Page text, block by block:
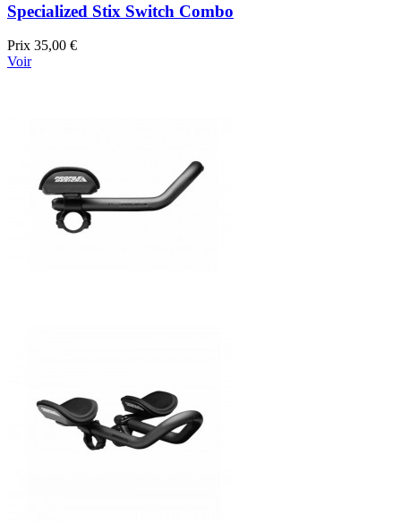
Specialized Stix Switch Combo
Prix 35,00 €
Voir